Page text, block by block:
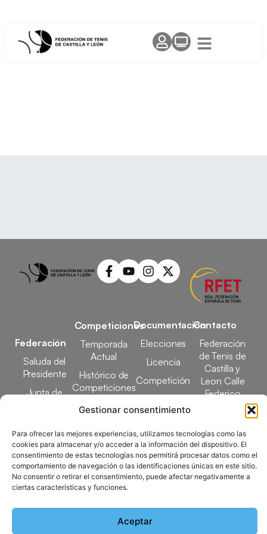
Gestionar consentimiento
Para ofrecer las mejores experiencias, utilizamos tecnologías como las
cookies para almacenar y/o acceder a la información del dispositivo. El
consentimiento de estas tecnologías nos permitirá procesar datos como el
comportamiento de navegación o las identificaciones únicas en este sitio.
No consentir o retirar el consentimiento, puede afectar negativamente a
ciertas características y funciones.
Aceptar
Federación
Saluda del
Presidente
Junta de
Elecciones
Clubes
Federados
Competiciones
Temporada
Actual
Histórico de
Competiciones
Designaciones
Documentación
Elecciones
Licencia
Competición
Docencia
Contacto
Federación
de Tenis de
Castilla y
Leon Calle
Federico
García Lorca,
Valladolid
983 24 94 26
Copyright © 2025 Federación de Tenis de Castilla y León |
Desarrollado por